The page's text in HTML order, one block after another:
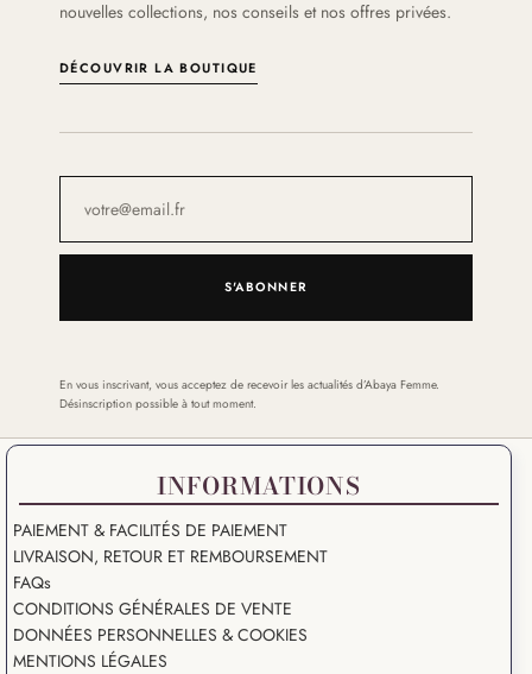
nouvelles collections, nos conseils et nos offres privées.
DÉCOUVRIR LA BOUTIQUE
S'ABONNER
En vous inscrivant, vous acceptez de recevoir les actualités d’Abaya Femme.
Désinscription possible à tout moment.
INFORMATIONS
PAIEMENT & FACILITÉS DE PAIEMENT
LIVRAISON, RETOUR ET REMBOURSEMENT
FAQs
CONDITIONS GÉNÉRALES DE VENTE
DONNÉES PERSONNELLES & COOKIES
MENTIONS LÉGALES